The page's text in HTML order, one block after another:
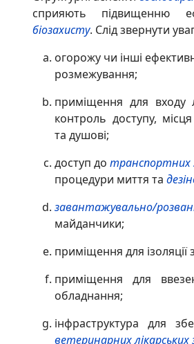
сприяють підвищенню
біозахисту. Слід звернути
огорожу чи інші
розмежування;
приміщення для
контроль доступу,
та душові;
доступ до транспортних
процедури миття та
завантажувально/
майданчики;
приміщення для ізоляції
приміщення для
обладнання;
інфраструктура для
ветеринарних лікарських